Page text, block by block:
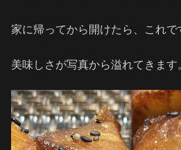
家に帰ってから開けたら、これで
美味しさが写真から溢れてきます